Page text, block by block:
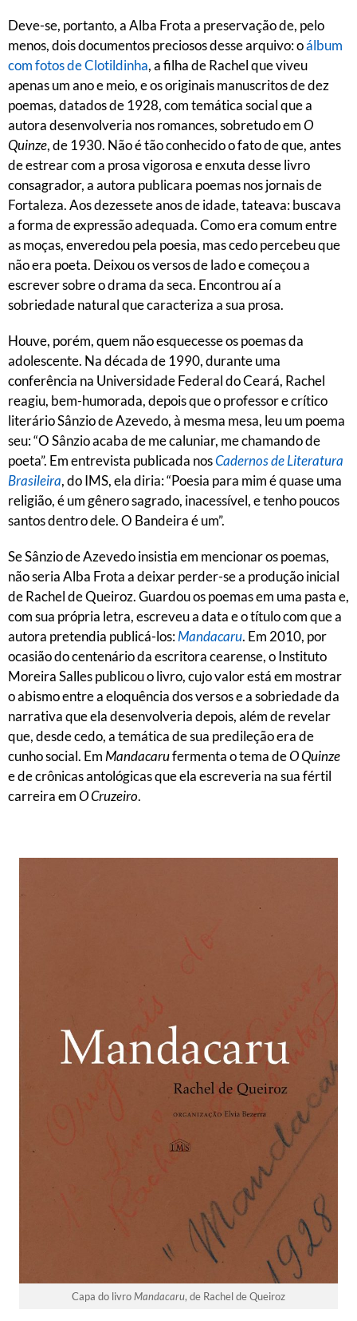
Deve-se, portanto, a Alba Frota a preservação de, pelo
menos, dois documentos preciosos desse arquivo: oálbum
com fotos de Clotildinha, a filha de Rachel que viveu
apenas um ano e meio, e os originais manuscritos de dez
poemas, datados de 1928, com temática social que a
autora desenvolveria nos romances, sobretudo emO
Quinze, de 1930. Não é tão conhecido o fato de que, antes
de estrear com a prosa vigorosa e enxuta desse livro
consagrador, a autora publicara poemas nos jornais de
Fortaleza. Aos dezessete anos de idade, tateava: buscava
a forma de expressão adequada. Como era comum entre
as moças, enveredou pela poesia, mas cedo percebeu que
não era poeta. Deixou os versos de lado e começou a
escrever sobre o drama da seca. Encontrou aí a
sobriedade natural que caracteriza a sua prosa.
Houve, porém, quem não esquecesse os poemas da
adolescente. Na década de 1990, durante uma
conferência na Universidade Federal do Ceará, Rachel
reagiu, bem-humorada, depois que o professor e crítico
literário Sânzio de Azevedo, à mesma mesa, leu um poema
seu: “O Sânzio acaba de me caluniar, me chamando de
poeta”. Em entrevista publicada nosCadernos de Literatura
Brasileira, do IMS, ela diria: “Poesia para mim é quase uma
religião, é um gênero sagrado, inacessível, e tenho poucos
santos dentro dele. O Bandeira é um”.
Se Sânzio de Azevedo insistia em mencionar os poemas,
não seria Alba Frota a deixar perder-se a produção inicial
de Rachel de Queiroz. Guardou os poemas em uma pasta e,
com sua própria letra, escreveu a data e o título com que a
autora pretendia publicá-los:Mandacaru. Em 2010, por
ocasião do centenário da escritora cearense, o Instituto
Moreira Salles publicou o livro, cujo valor está em mostrar
o abismo entre a eloquência dos versos e a sobriedade da
narrativa que ela desenvolveria depois, além de revelar
que, desde cedo, a temática de sua predileção era de
cunho social. EmMandacarufermenta o tema deO Quinze
e de crônicas antológicas que ela escreveria na sua fértil
carreira emO Cruzeiro.
Capa do livroMandacaru, de Rachel de Queiroz